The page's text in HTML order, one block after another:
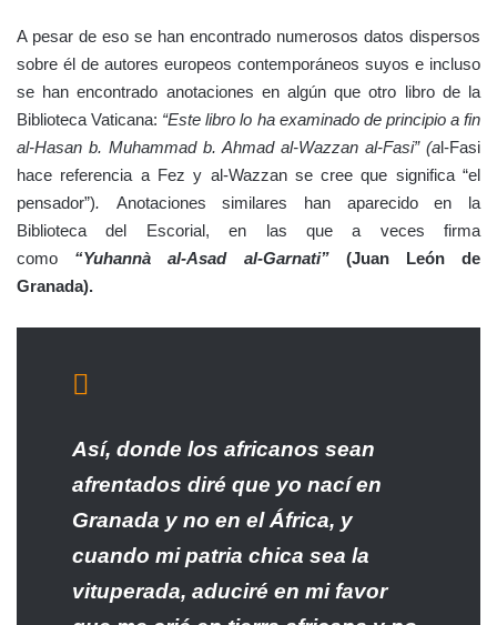
A pesar de eso se han encontrado numerosos datos dispersos
sobre él de autores europeos contemporáneos suyos e incluso
se han encontrado anotaciones en algún que otro libro de la
Biblioteca Vaticana: “Este libro lo ha examinado de principio a fin
al-Hasan b. Muhammad b. Ahmad al-Wazzan al-Fasi” (al-Fasi
hace referencia a Fez y al-Wazzan se cree que significa “el
pensador”). Anotaciones similares han aparecido en la
Biblioteca del Escorial, en las que a veces firma
como “Yuhannà al-Asad al-Garnati”(Juan León de
Granada).
Así, donde los africanos sean
afrentados diré que yo nací en
Granada y no en el África, y
cuando mi patria chica sea la
vituperada, aduciré en mi favor